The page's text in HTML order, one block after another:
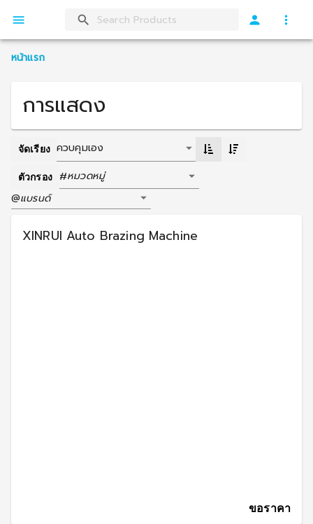
หน้าแรก
การแสดง
จัดเรียง ควบคุมเอง
ตัวกรอง #หมวดหมู่
@แบรนด์
XINRUI Auto Brazing Machine
ขอราคา